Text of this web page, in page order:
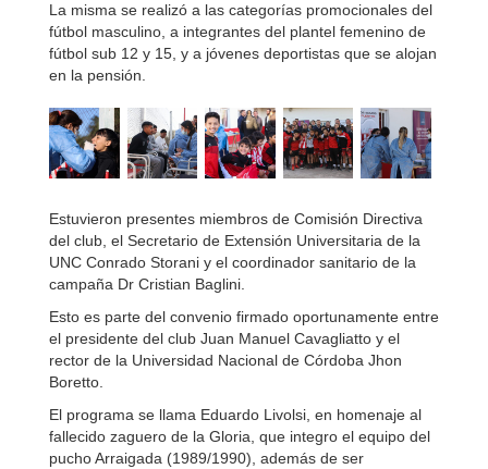
La misma se realizó a las categorías promocionales del
fútbol masculino, a integrantes del plantel femenino de
fútbol sub 12 y 15, y a jóvenes deportistas que se alojan
en la pensión.
Estuvieron presentes miembros de Comisión Directiva
del club, el Secretario de Extensión Universitaria de la
UNC Conrado Storani y el coordinador sanitario de la
campaña Dr Cristian Baglini.
Esto es parte del convenio firmado oportunamente entre
el presidente del club Juan Manuel Cavagliatto y el
rector de la Universidad Nacional de Córdoba Jhon
Boretto.
El programa se llama Eduardo Livolsi, en homenaje al
fallecido zaguero de la Gloria, que integro el equipo del
pucho Arraigada (1989/1990), además de ser